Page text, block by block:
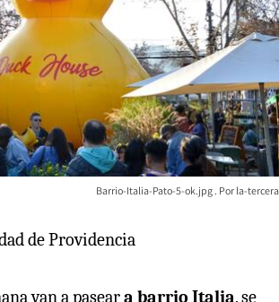
Barrio-Italia-Pato-5-ok.jpg la-tercera
de Providencia
van a paseara barrio Italia, se